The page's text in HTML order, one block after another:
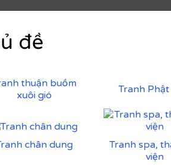
đề
thuận buồm
xuôi gió
Tranh Phật
chân dung
Tranh spa,
viện